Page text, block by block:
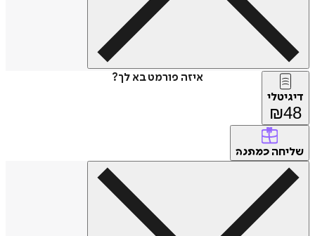
איזה פורמט בא לך?
דיגיטלי
₪48
שליחה כמתנה